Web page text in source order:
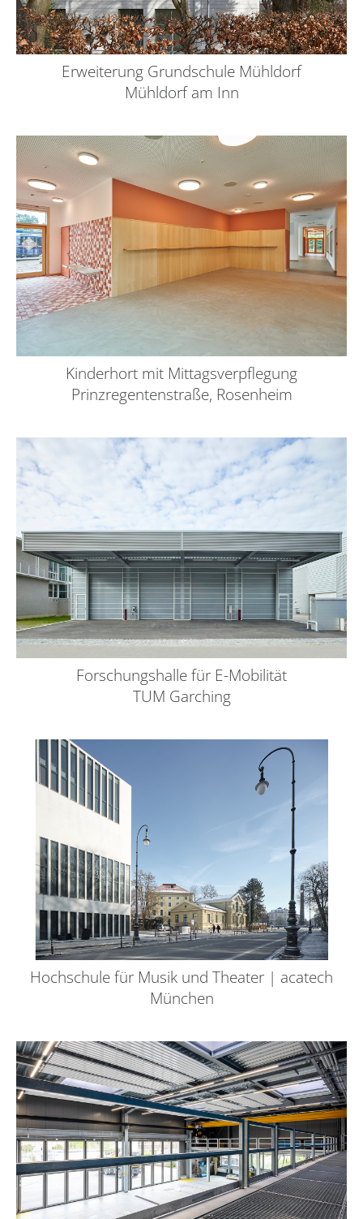
Erweiterung Grundschule Mühldorf
Mühldorf am Inn
Kinderhort mit Mittagsverpflegung
Prinzregentenstraße, Rosenheim
Forschungshalle für E-Mobilität
TUM Garching
Hochschule für Musik und Theater | acatech
München